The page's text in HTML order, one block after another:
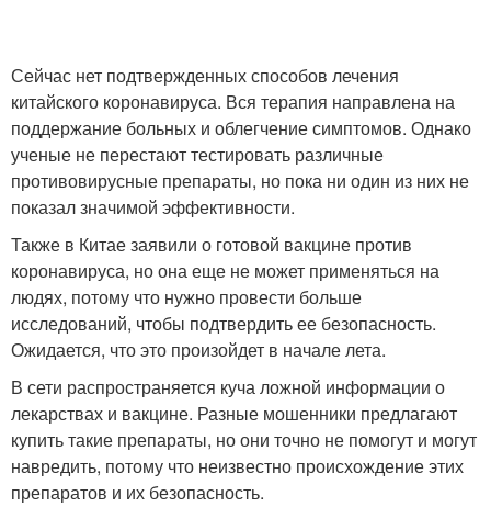
Сейчас нет подтвержденных способов лечения
китайского коронавируса. Вся терапия направлена на
поддержание больных и облегчение симптомов. Однако
ученые не перестают тестировать различные
противовирусные препараты, но пока ни один из них не
показал значимой эффективности.
Также в Китае заявили о готовой вакцине против
коронавируса, но она еще не может применяться на
людях, потому что нужно провести больше
исследований, чтобы подтвердить ее безопасность.
Ожидается, что это произойдет в начале лета.
В сети распространяется куча ложной информации о
лекарствах и вакцине. Разные мошенники предлагают
купить такие препараты, но они точно не помогут и могут
навредить, потому что неизвестно происхождение этих
препаратов и их безопасность.